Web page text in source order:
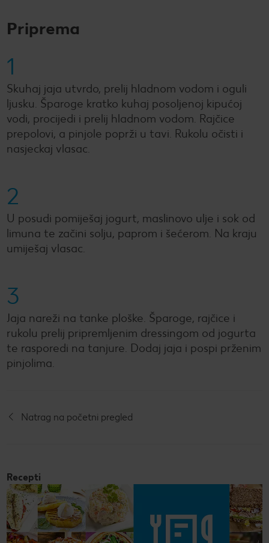
Priprema
1
Skuhaj jaja utvrdo, prelij hladnom vodom i oguli
ljusku. Šparoge kratko kuhaj posoljenoj kipućoj
vodi, procijedi i prelij hladnom vodom. Rajčice
prepolovi, a pinjole poprži u tavi. Rukolu očisti i
nasjeckaj vlasac.
2
U posudi pomiješaj jogurt, maslinovo ulje i sok od
limuna te začini solju, paprom i šećerom. Na kraju
umiješaj vlasac.
3
Jaja nareži na tanke ploške. Šparoge, rajčice i
rukolu prelij pripremljenim dressingom od jogurta
te rasporedi na tanjure. Dodaj jaja i pospi prženim
pinjolima.
Natrag na početni pregled
Recepti